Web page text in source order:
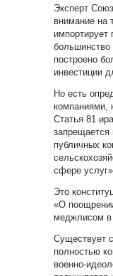
Эксперт
внимание на
импортирует
построено
инвестиции
Но есть
компаниями,
Статья 81
запрещается
публичных
сфере
Это
«О
меджлисом в
Существует
полностью
военно-